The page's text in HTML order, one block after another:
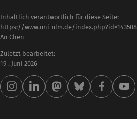
Inhaltlich verantwortlich für diese Seite:
https://www.uni-ulm.de/index.php?id=143508
An Chen
Zuletzt bearbeitet:
19 . Juni 2026